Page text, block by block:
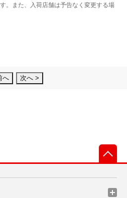
へ 次へ >